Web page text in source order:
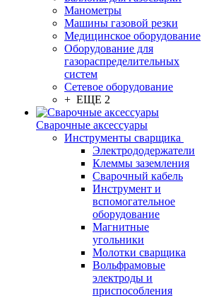
Манометры
Машины газовой резки
Медицинское оборудование
Оборудование для
газораспределительных
систем
Сетевое оборудование
+ ЕЩЕ 2
Сварочные аксессуары
Инструменты сварщика
Электрододержатели
Клеммы заземления
Сварочный кабель
Инструмент и
вспомогательное
оборудование
Магнитные
угольники
Молотки сварщика
Вольфрамовые
электроды и
приспособления